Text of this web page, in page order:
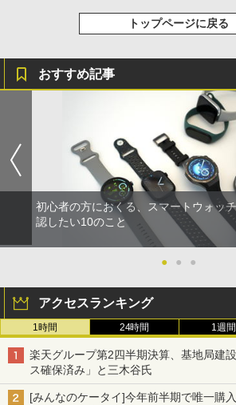
トップページに戻る
おすすめ記事
初心者の方におくる、スマートウォッ
認したい10のこと
● ● ●
アクセスランキング
1時間 24時間 1週間
楽天グループ第2四半期決算、基地局建
ス確保済み」と三木谷氏
[みんなのケータイ]今年前半期で唯一購